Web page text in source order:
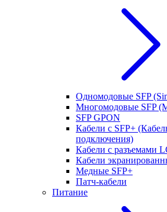
Одномодовые SFP
Многомодовые SFP
SFP GPON
Кабели с SFP+
подключения)
Кабели с разъемами
Кабели
Медные SFP+
Патч-кабели
Питание